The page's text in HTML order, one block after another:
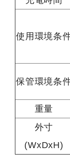
使用環境条
保管環境条
重量
外寸
(WxDxH)